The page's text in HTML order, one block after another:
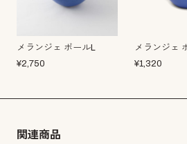
メランジェ ボールL
¥2,750
メランジェ
¥1,320
関連商品